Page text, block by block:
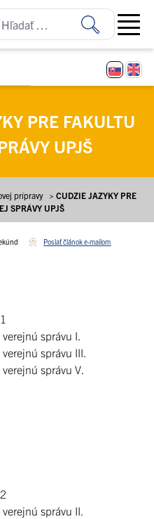
Open
PRE FAKULTU
UPJŠ
prípravy > CUDZIE JAZYKY PRE
SPRÁVY UPJŠ
Poslať článok e-mailom
správu I.
správu III.
správu V.
správu II.